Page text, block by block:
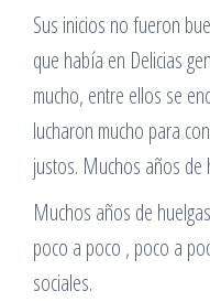
Sus inicios no fueron
que había en Delicias
mucho, entre ellos se
lucharon mucho para
justos. Muchos años de
Muchos años de
poco a poco , poco a
sociales.